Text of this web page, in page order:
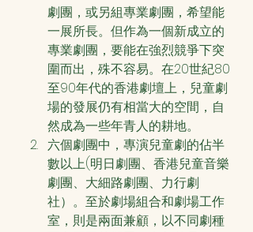
劇團，或另組專業劇團，希望能
一展所長。但作為一個新成立的
專業劇團，要能在強烈競爭下突
圍而出，殊不容易。在20世紀80
至90年代的香港劇壇上，兒童劇
場的發展仍有相當大的空間，自
然成為一些年青人的耕地。
六個劇團中，專演兒童劇的佔半
數以上(明日劇團、香港兒童音樂
劇團、大細路劇團、力行劇
社）。至於劇場組合和劇場工作
室，則是兩面兼顧，以不同劇種